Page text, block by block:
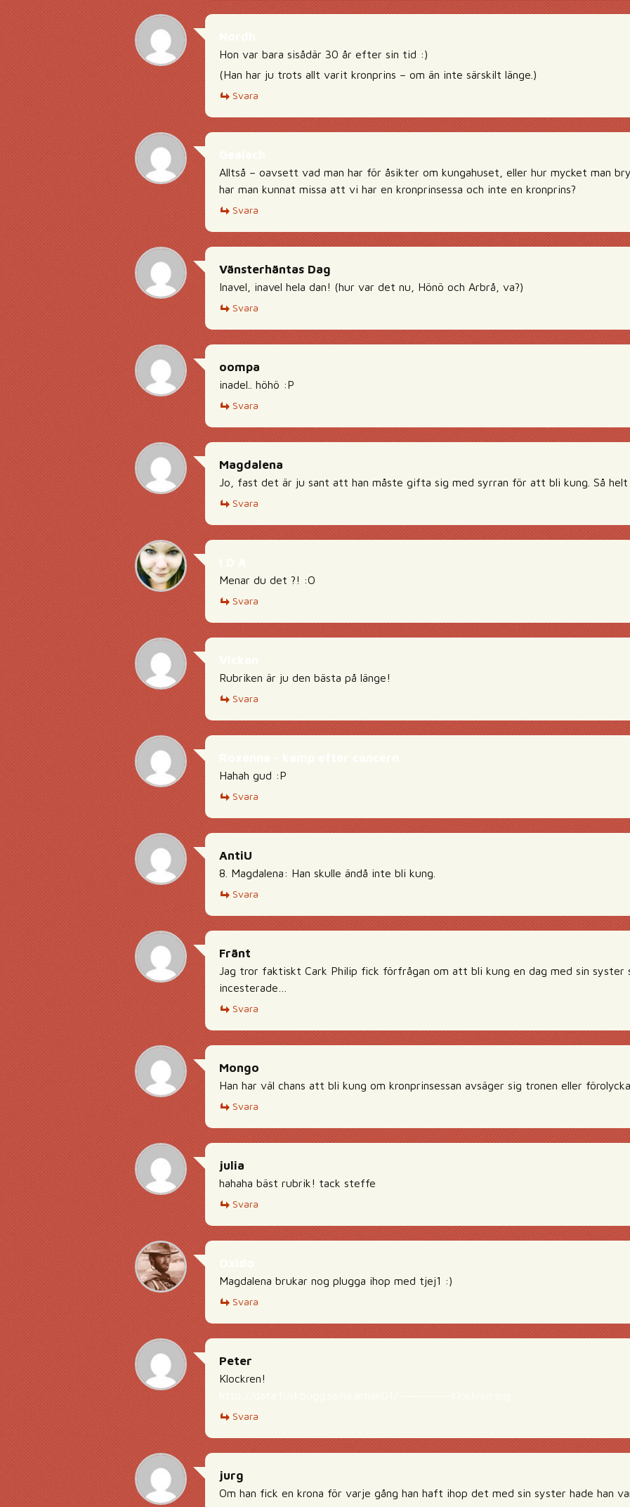
Hon var bara sisådär 30 år efter sin tid :)
(Han har ju trots allt varit kronprins – om än inte särskilt länge.)
Svara
Alltså – oavsett vad man har för åsikter om kungahuset, eller hur mycket man
har man kunnat missa att vi har en kronprinsessa och inte en kronprins?
Svara
Vänsterhäntas Dag
Inavel, inavel hela dan! (hur var det nu, Hönö och Arbrå, va?)
Svara
oompa
inadel.. höhö :P
Svara
Magdalena
Jo, fast det är ju sant att han måste gifta sig med syrran för att bli kung. Så
Svara
Menar du det ?! :O
Svara
Rubriken är ju den bästa på länge!
Svara
Hahah gud :P
Svara
AntiU
8. Magdalena: Han skulle ändå inte bli kung.
Svara
Fränt
Jag tror faktiskt Cark Philip fick förfrågan om att bli kung en dag med sin syster
incesterade…
Svara
Mongo
Han har väl chans att bli kung om kronprinsessan avsäger sig tronen eller
Svara
julia
hahaha bäst rubrik! tack steffe
Svara
Magdalena brukar nog plugga ihop med tjej1 :)
Svara
Peter
Klockren!
Svara
jurg
Om han fick en krona för varje gång han haft ihop det med sin syster hade han